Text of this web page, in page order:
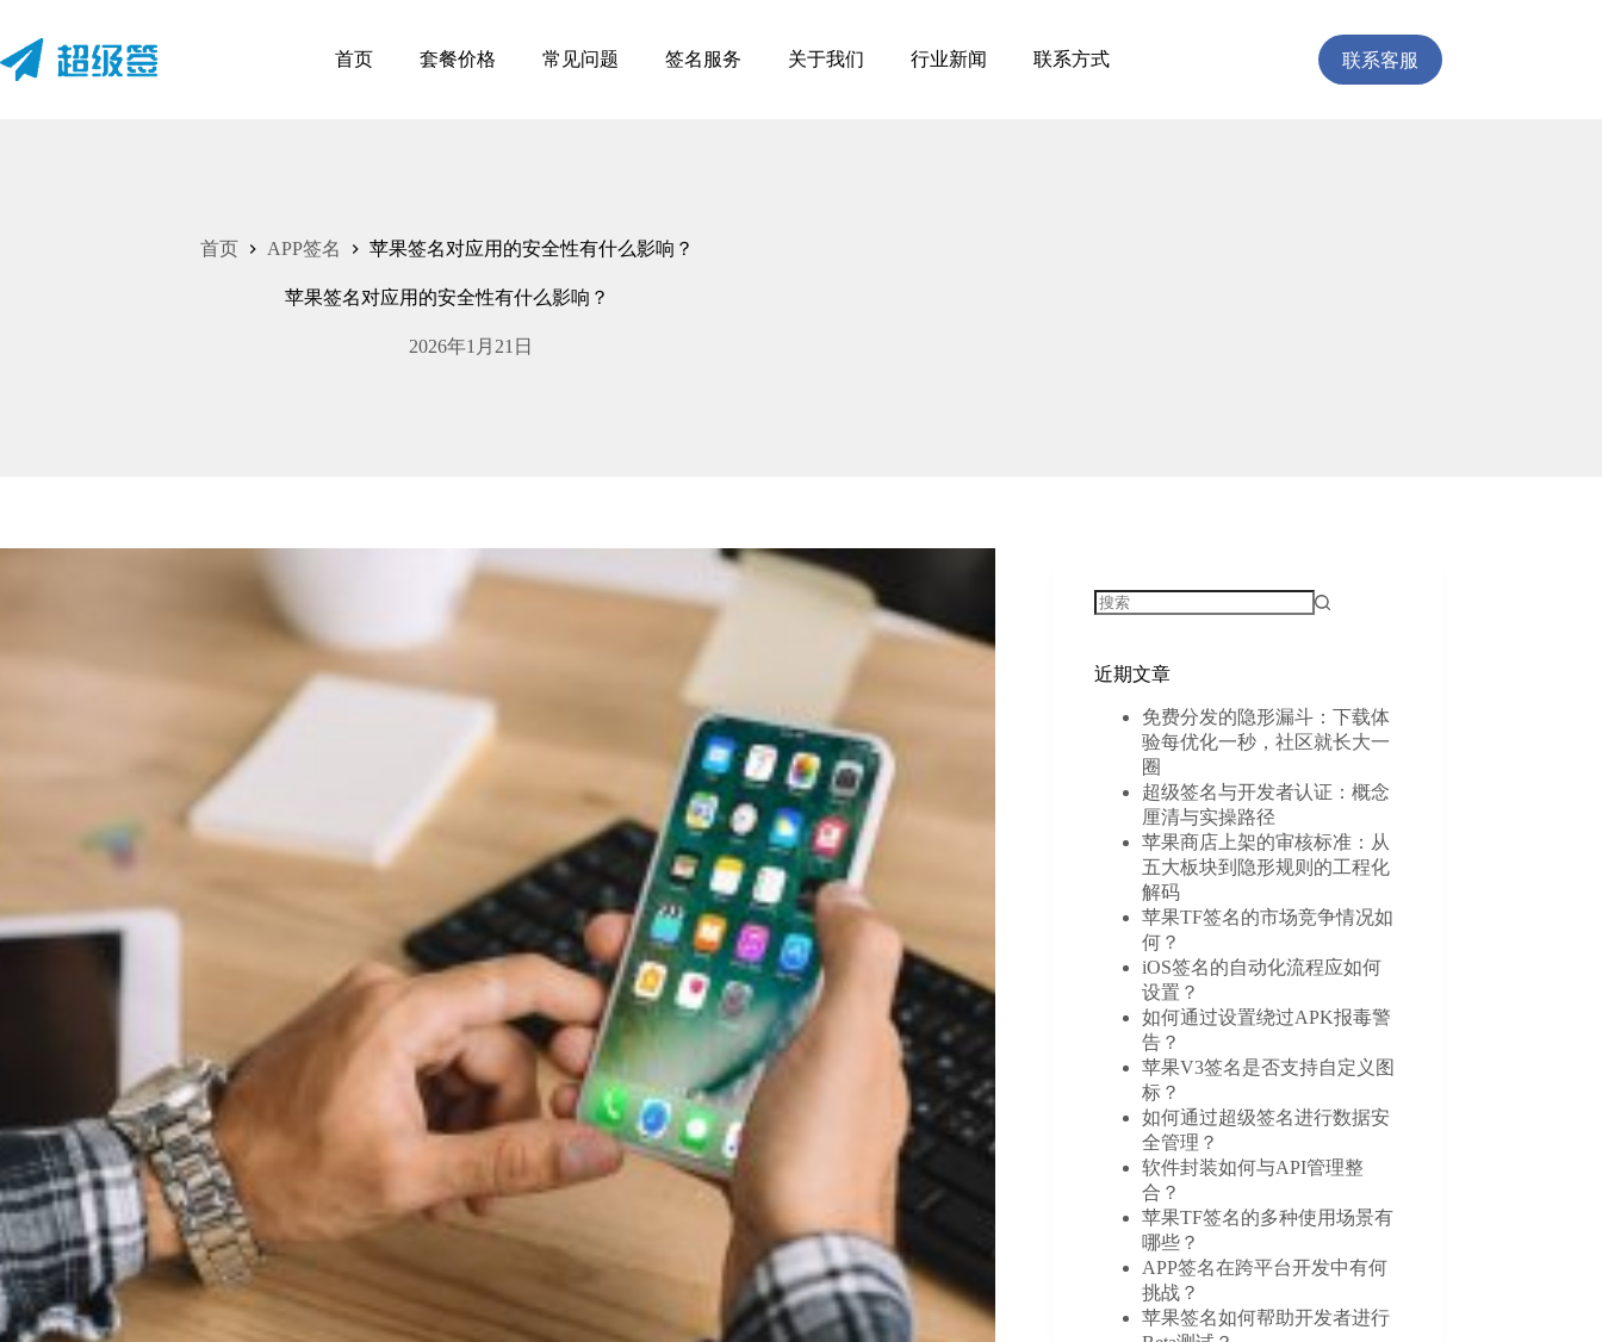
内
容
首页 套餐价格 常见问题 签名服务 关于我们 行业新闻 联系方式 联系客服
首页 APP签名 苹果签名对应用的安全性有什么影响？
苹果签名对应用的安全性有什么影响？
2026年1月21日
果
近期文章
免费分发的隐形漏斗：下载体
验每优化一秒，社区就长大一
圈
超级签名与开发者认证：概念
厘清与实操路径
苹果商店上架的审核标准：从
五大板块到隐形规则的工程化
解码
苹果TF签名的市场竞争情况如
何？
iOS签名的自动化流程应如何
设置？
如何通过设置绕过APK报毒警
告？
苹果V3签名是否支持自定义图
标？
如何通过超级签名进行数据安
全管理？
软件封装如何与API管理整
合？
苹果TF签名的多种使用场景有
哪些？
APP签名在跨平台开发中有何
挑战？
苹果签名如何帮助开发者进行